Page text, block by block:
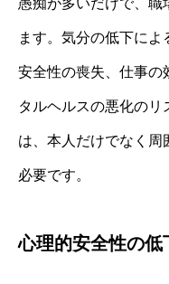
愚痴が多いだけで、職
ます。気分の低下に
安全性の喪失、仕事の
タルヘルスの悪化の
は、本人だけでなく周
必要です。
心理的安全性の低